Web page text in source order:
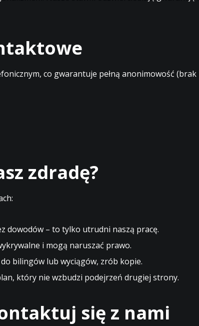
co gwarantuje pełną anonimowość
zdradę?
dowodów – to tylko utrudni naszą pracę.
i mogą naruszać prawo.
bilingów lub wyciągów, zrób kopie.
który nie wzbudzi podejrzeń drugiej strony.
się z nami